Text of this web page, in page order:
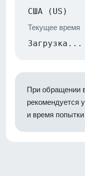
США (US)
Текущее время
Загрузка...
При обращении
рекомендуется
и время